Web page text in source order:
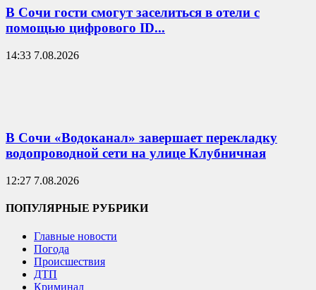
В Сочи гости смогут заселиться в отели с
помощью цифрового ID...
14:33 7.08.2026
В Сочи «Водоканал» завершает перекладку
водопроводной сети на улице Клубничная
12:27 7.08.2026
ПОПУЛЯРНЫЕ РУБРИКИ
Главные новости
Погода
Происшествия
ДТП
Криминал